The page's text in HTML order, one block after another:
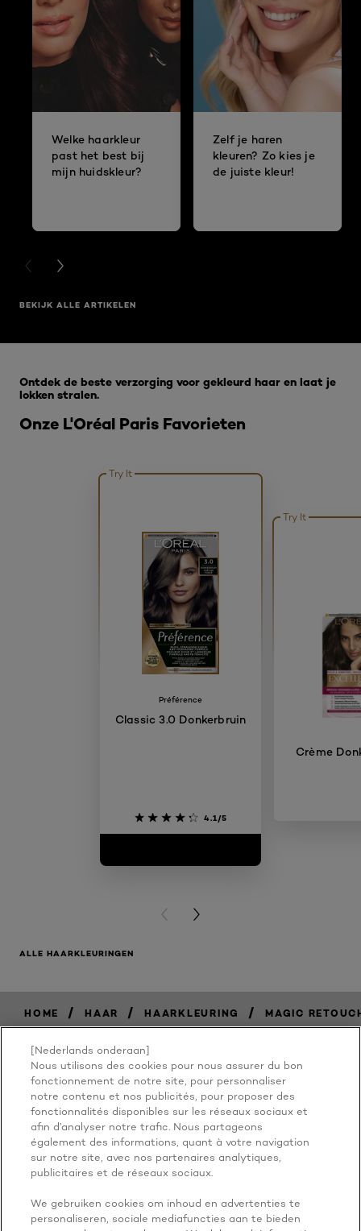
Welke haarkleur
past het best bij
mijn huidskleur?
Zelf je haren
kleuren? Zo kies je
de juiste kleur!
PREVIOUS CARD
NEXT CARD
BEKIJK ALLE ARTIKELEN
Onze L'Oréal Paris Favorieten
Ontdek de beste verzorging voor gekleurd haar en laat je
lokken stralen.
Try It
Préférence
Classic 3.0 Donkerbruin
4.1/5
Try It
Crème
PREVIOUS CARD
NEXT CARD
ALLE HAARKLEURINGEN
HOME / HAAR / HAARKLEURING / MAGIC
BECAUSE
YOU'RE
WORTH IT
[Nederlands onderaan]
Nous utilisons des cookies pour nous assurer du bon
fonctionnement de notre site, pour personnaliser
notre contenu et nos publicités, pour proposer des
fonctionnalités disponibles sur les réseaux sociaux et
afin d’analyser notre trafic. Nous partageons
également des informations, quant à votre navigation
sur notre site, avec nos partenaires analytiques,
publicitaires et de réseaux sociaux.
We gebruiken cookies om inhoud en advertenties te
personaliseren, sociale mediafuncties aan te bieden